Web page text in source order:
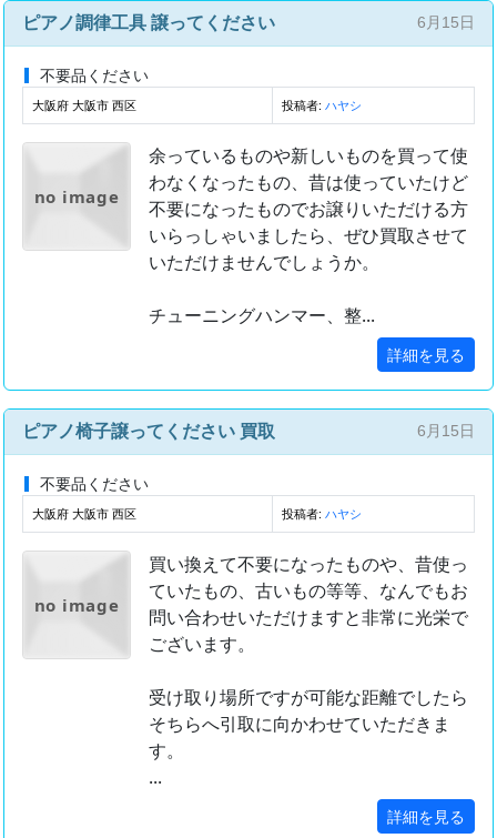
ピアノ調律工具 譲ってください 6月15日
不要品ください
大阪府 大阪市 西区 投稿者: ハヤシ
no image
余っているものや新しいものを買って使
わなくなったもの、昔は使っていたけど
不要になったものでお譲りいただける方
いらっしゃいましたら、ぜひ買取させて
いただけませんでしょうか。
チューニングハンマー、整...
詳細を見る
ピアノ椅子譲ってください 買取 6月15日
不要品ください
大阪府 大阪市 西区 投稿者: ハヤシ
no image
買い換えて不要になったものや、昔使っ
ていたもの、古いもの等等、なんでもお
問い合わせいただけますと非常に光栄で
ございます。
受け取り場所ですが可能な距離でしたら
そちらへ引取に向かわせていただきま
す。
...
詳細を見る